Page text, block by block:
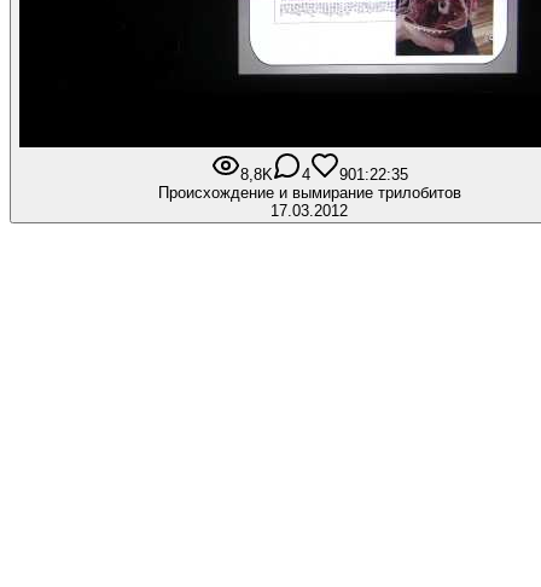
8,8K 4 901:22:35
Происхождение и вымирание трилобитов
17.03.2012